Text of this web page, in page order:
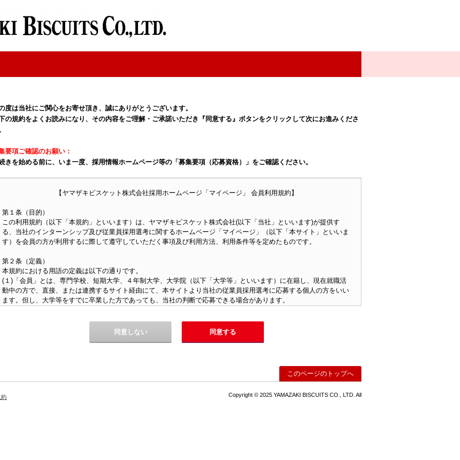
度は当社にご関心をお寄せ頂き、誠にありがとうございます。
の規約をよくお読みになり、その内容をご理解・ご承諾いただき『同意する』ボタンをクリックして次にお進みくださ
要項ご確認のお願い：
きを始める前に、いま一度、採用情報ホームページ等の「募集要項（応募資格）」をご確認ください。
【ヤマザキビスケット株式会社採用ホームページ「マイページ」 会員利用規約】
第１条（目的）
この利用規約（以下「本規約」といいます）は、ヤマザキビスケット株式会社(以下「当社」といいます)が提供す
る、当社のインターンシップ及び従業員採用選考に関するホームページ「マイページ」（以下「本サイト」といいま
す）を会員の方が利用するに際して遵守していただく事項及び利用方法、利用条件等を定めたものです。
第２条（定義）
本規約における用語の定義は以下の通りです。
(１)「会員」とは、専門学校、短期大学、４年制大学、大学院（以下「大学等」といいます）に在籍し、現在就職活
動中の方で、直接、または連携するサイト経由にて、本サイトより当社の従業員採用選考に応募する個人の方をいい
ます。但し、大学等をすでに卒業した方であっても、当社の判断で応募できる場合があります。
学校名、生年月日、及びその他の記述等により当該会員を識別できるもの（当該情報のみでは識別できないが、他の
情報と照合することにより当該個人を識別できるものを含みます）をいいます。
２．会員が本サイトを利用したときは、本規約の内容をすべて同意し、また遵守することに同意したものとみなしま
３．本規約に規定していない本サイトの利用条件は、当社がその都度定めます。当社が別途定める利用条件、規約、
同意する
同意しない
このページのトップへ
約 Copyright © 2025 YAMAZAKI BISCUITS CO., LTD. All